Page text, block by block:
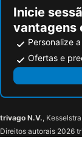
Inicie
vantagens
Personalize
Ofertas e
trivago N.V.,
Direitos autorais 2026